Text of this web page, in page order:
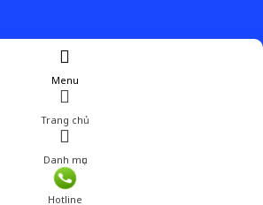
Menu
Trang chủ
Danh mục
Hotline